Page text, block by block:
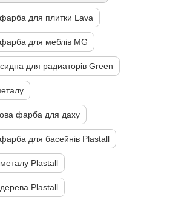
для плитки Lava
для меблів MG
для радиаторів Green
фарба для даху
для басейнів Plastall
Plastall
Plastall